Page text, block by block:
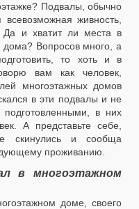
Подвалы, обычно
живность,
и хватит ли места в
Вопросов много, а
то хоть и в
вам как человек,
многоэтажных домов
в эти подвалы и не
в них
А представьте себе,
и сообща
проживанию.
в многоэтажном
доме, своего